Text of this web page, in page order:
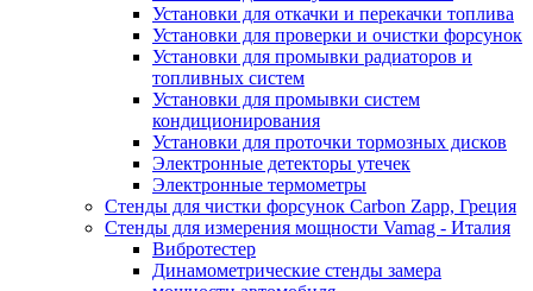
Установки для откачки и перекачки топлива
Установки для проверки и очистки форсунок
Установки для промывки радиаторов и
топливных систем
Установки для промывки систем
кондиционирования
Установки для проточки тормозных дисков
Электронные детекторы утечек
Электронные термометры
Стенды для чистки форсунок Carbon Zapp, Греция
Стенды для измерения мощности Vamag - Италия
Вибротестер
Динамометрические стенды замера